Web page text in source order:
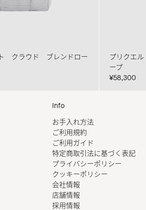
クラウド ブレンドロー
プリクエ
ープ
¥58,300
Info
お手入れ方法
ご利用規約
ご利用ガイド
特定商取引法に基づく表記
プライバシーポリシー
クッキーポリシー
会社情報
店舗情報
採用情報